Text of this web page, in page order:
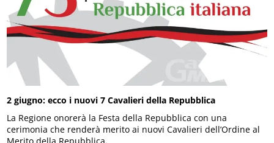
2 giugno: ecco i nuovi 7 Cavalieri della Repubblica
La Regione onorerà la Festa della Repubblica con una
cerimonia che renderà merito ai nuovi Cavalieri dell’Ordine al